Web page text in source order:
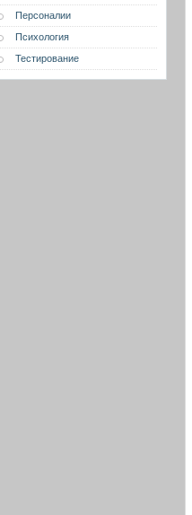
Персоналии
Психология
Тестирование